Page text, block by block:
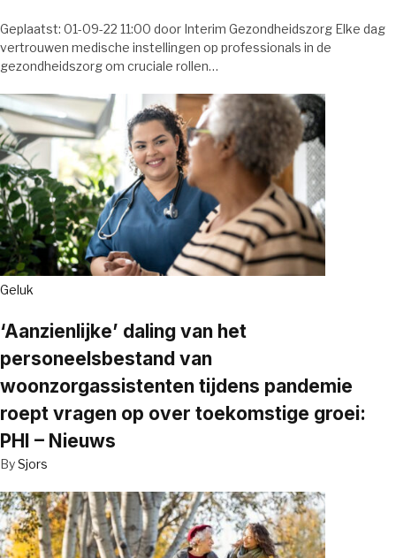
Geplaatst: 01-09-22 11:00 door Interim Gezondheidszorg Elke dag
vertrouwen medische instellingen op professionals in de
gezondheidszorg om cruciale rollen…
Geluk
‘Aanzienlijke’ daling van het
personeelsbestand van
woonzorgassistenten tijdens pandemie
roept vragen op over toekomstige groei:
PHI – Nieuws
BySjors